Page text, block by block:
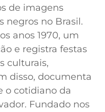
de imagens
negros no Brasil.
anos 1970, um
e registra festas
culturais,
disso, documenta
o cotidiano da
Fundado nos